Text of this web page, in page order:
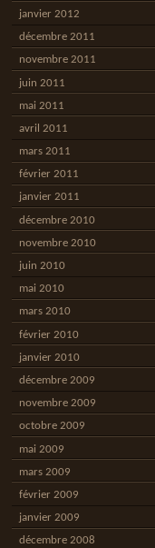
janvier 2012
décembre 2011
novembre 2011
juin 2011
mai 2011
avril 2011
mars 2011
février 2011
janvier 2011
décembre 2010
novembre 2010
juin 2010
mai 2010
mars 2010
février 2010
janvier 2010
décembre 2009
novembre 2009
octobre 2009
mai 2009
mars 2009
février 2009
janvier 2009
décembre 2008